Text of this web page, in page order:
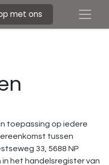
met ons
toepassing op iedere
tussen
33, 5688 NP
het handelsregister van